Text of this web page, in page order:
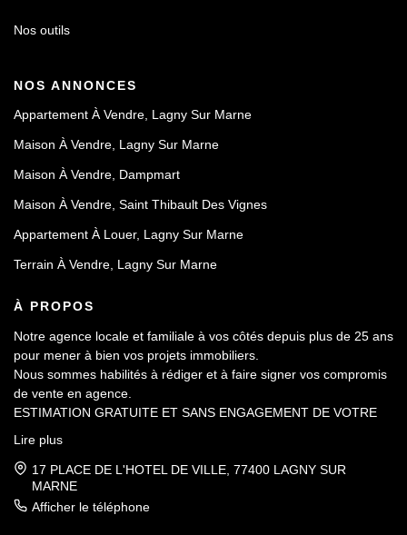
Nos outils
NOS ANNONCES
Appartement À Vendre, Lagny Sur Marne
Maison À Vendre, Lagny Sur Marne
Maison À Vendre, Dampmart
Maison À Vendre, Saint Thibault Des Vignes
Appartement À Louer, Lagny Sur Marne
Terrain À Vendre, Lagny Sur Marne
À PROPOS
Notre agence locale et familiale à vos côtés depuis plus de 25 ans
pour mener à bien vos projets immobiliers.
Nous sommes habilités à rédiger et à faire signer vos compromis
de vente en agence.
ESTIMATION GRATUITE ET SANS ENGAGEMENT DE VOTRE
Lire plus
17 PLACE DE L'HOTEL DE VILLE, 77400 LAGNY SUR
MARNE
Afficher le téléphone